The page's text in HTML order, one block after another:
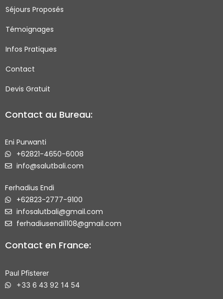
k
-
q
u
a
r
a
m
Séjours Proposés
Témoignages
Infos Pratiques
Contact
Devis Gratuit
Contact au Bureau:
Eni Purwanti
+62821-4650-6008
info@salutbali.com
Ferhadius Endi
+62823-2777-9100
infosalutbali@gmail.com
ferhadiusendi1108@gmail.com
Contact en France:
Paul Pfisterer
+33 6 43 92 14 54